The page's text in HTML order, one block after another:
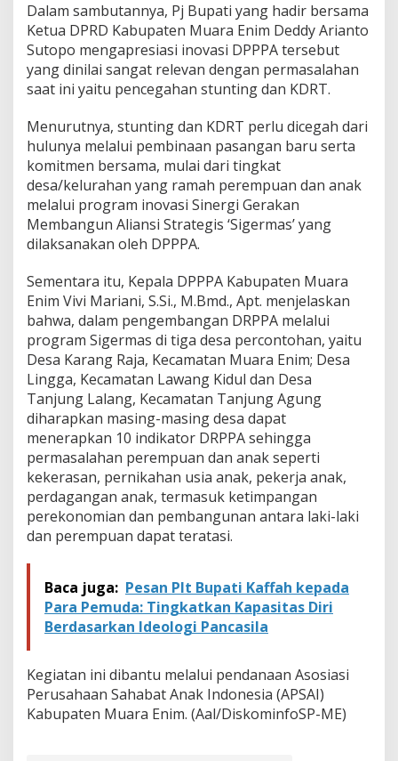
d
u
G
a
t
s
d
r
i
P
e
m
k
b
M
u
a
r
a
E
n
i
Dalam sambutannya, Pj Bupati yang hadir bersama
Ketua DPRD Kabupaten Muara Enim Deddy Arianto
Sutopo mengapresiasi inovasi DPPPA tersebut
yang dinilai sangat relevan dengan permasalahan
saat ini yaitu pencegahan stunting dan KDRT.
Menurutnya, stunting dan KDRT perlu dicegah dari
hulunya melalui pembinaan pasangan baru serta
komitmen bersama, mulai dari tingkat
desa/kelurahan yang ramah perempuan dan anak
melalui program inovasi Sinergi Gerakan
Membangun Aliansi Strategis ‘Sigermas’ yang
dilaksanakan oleh DPPPA.
Sementara itu, Kepala DPPPA Kabupaten Muara
Enim Vivi Mariani, S.Si., M.Bmd., Apt. menjelaskan
bahwa, dalam pengembangan DRPPA melalui
program Sigermas di tiga desa percontohan, yaitu
Desa Karang Raja, Kecamatan Muara Enim; Desa
Lingga, Kecamatan Lawang Kidul dan Desa
Tanjung Lalang, Kecamatan Tanjung Agung
diharapkan masing-masing desa dapat
menerapkan 10 indikator DRPPA sehingga
permasalahan perempuan dan anak seperti
kekerasan, pernikahan usia anak, pekerja anak,
perdagangan anak, termasuk ketimpangan
perekonomian dan pembangunan antara laki-laki
dan perempuan dapat teratasi.
Baca juga: Pesan Plt Bupati Kaffah kepada
Para Pemuda: Tingkatkan Kapasitas Diri
Berdasarkan Ideologi Pancasila
Kegiatan ini dibantu melalui pendanaan Asosiasi
Perusahaan Sahabat Anak Indonesia (APSAI)
Kabupaten Muara Enim. (Aal/DiskominfoSP-ME)